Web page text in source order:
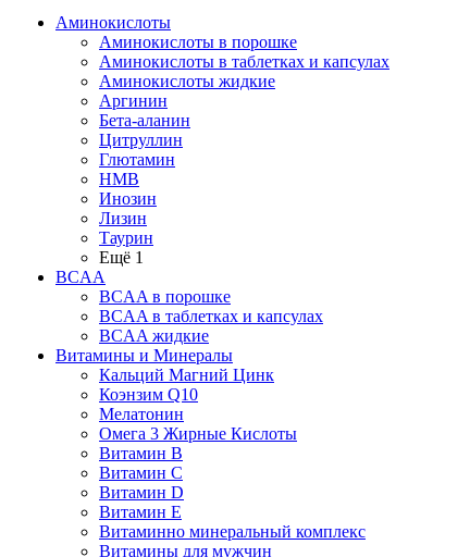
Аминокислоты
Аминокислоты в порошке
Аминокислоты в таблетках и капсулах
Аминокислоты жидкие
Аргинин
Бета-аланин
Цитруллин
Глютамин
HMB
Инозин
Лизин
Таурин
Ещё 1
BCAA
BCAA в порошке
BCAA в таблетках и капсулах
BCAA жидкие
Витамины и Минералы
Кальций Магний Цинк
Коэнзим Q10
Мелатонин
Омега 3 Жирные Кислоты
Витамин B
Витамин C
Витамин D
Витамин E
Витаминно минеральный комплекс
Витамины для мужчин